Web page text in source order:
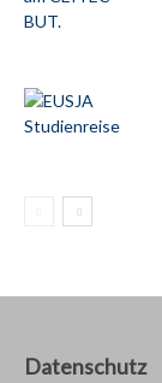
Datenschutz